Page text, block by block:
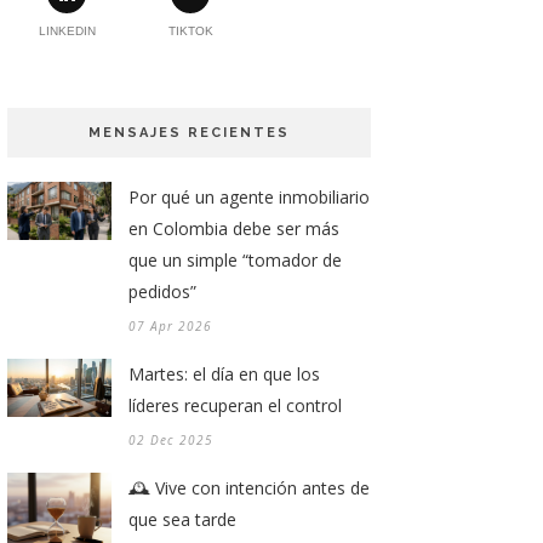
LINKEDIN TIKTOK
MENSAJES RECIENTES
Por qué un agente inmobiliario
en Colombia debe ser más
que un simple “tomador de
pedidos”
07 Apr 2026
Martes: el día en que los
líderes recuperan el control
02 Dec 2025
🕰️ Vive con intención antes de
que sea tarde